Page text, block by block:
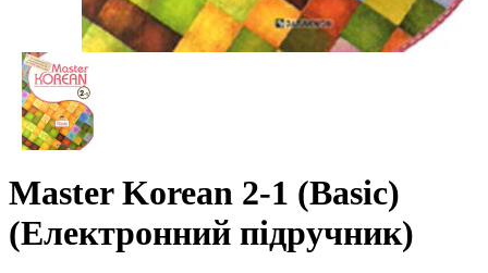
Master Korean 2-1 (Basic)
(Електронний підручник)